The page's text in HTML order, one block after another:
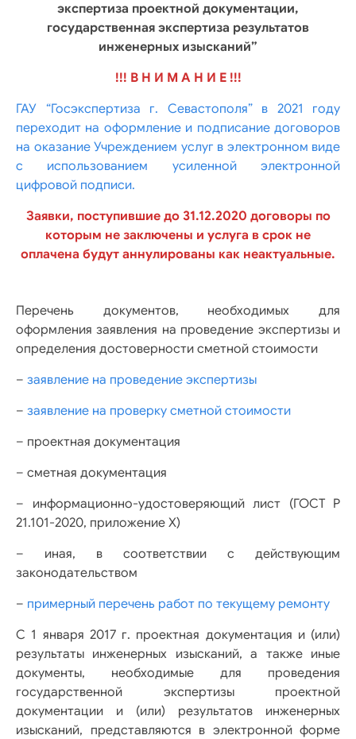
экспертиза проектной документации,
государственная экспертиза результатов
инженерных изысканий”
!!! В Н И М А Н И Е !!!
ГАУ “Госэкспертиза г. Севастополя” в 2021 году
переходит на оформление и подписание договоров
на оказание Учреждением услуг в электронном виде
с использованием усиленной электронной
цифровой подписи.
Заявки, поступившие до 31.12.2020 договоры по
которым не заключены и услуга в срок не
оплачена будут аннулированы как неактуальные.
Перечень документов, необходимых для
оформления заявления на проведение экспертизы и
определения достоверности сметной стоимости
– заявление на проведение экспертизы
– заявление на проверку сметной стоимости
– проектная документация
– сметная документация
– информационно-удостоверяющий лист (ГОСТ Р
21.101-2020, приложение Х)
– иная, в соответствии с действующим
законодательством
– примерный перечень работ по текущему ремонту
С 1 января 2017 г. проектная документация и (или)
результаты инженерных изысканий, а также иные
документы, необходимые для проведения
государственной экспертизы проектной
документации и (или) результатов инженерных
изысканий, представляются в электронной форме